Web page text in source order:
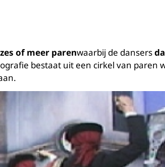
of meer parenwaarbij de dansers
bestaat uit een cirkel van paren